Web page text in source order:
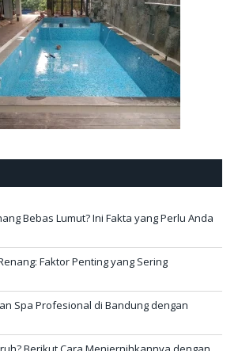
Bebas Lumut? Ini Fakta yang Perlu Anda
Faktor Penting yang Sering
Spa Profesional di Bandung dengan